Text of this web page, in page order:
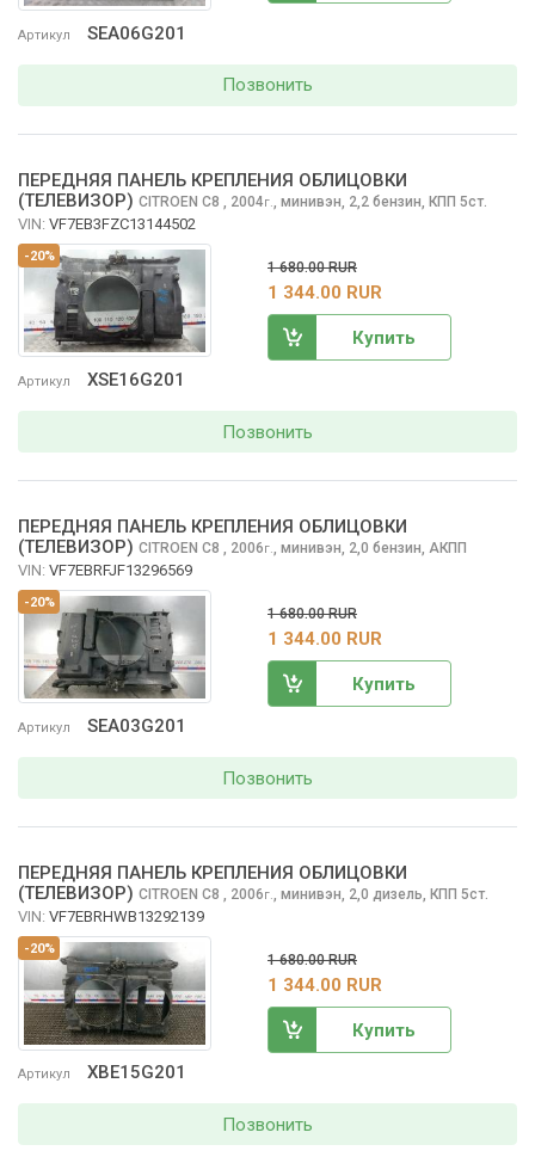
Артикул SEA06G201
Позвонить
-20%
Артикул XSE16G201
ПЕРЕДНЯЯ ПАНЕЛЬ КРЕПЛЕНИЯ ОБЛИЦОВКИ
(ТЕЛЕВИЗОР) CITROEN C8 , 2004г. минивэн, 2,2 бензин, КПП 5ст.
VIN: VF7EB3FZC13144502
1 680.00 RUR
1 344.00 RUR
Купить
Позвонить
-20%
Артикул SEA03G201
ПЕРЕДНЯЯ ПАНЕЛЬ КРЕПЛЕНИЯ ОБЛИЦОВКИ
(ТЕЛЕВИЗОР) CITROEN C8 , 2006г. минивэн, 2,0 бензин, АКПП
VIN: VF7EBRFJF13296569
1 680.00 RUR
1 344.00 RUR
Купить
Позвонить
-20%
Артикул XBE15G201
ПЕРЕДНЯЯ ПАНЕЛЬ КРЕПЛЕНИЯ ОБЛИЦОВКИ
(ТЕЛЕВИЗОР) CITROEN C8 , 2006г. минивэн, 2,0 дизель, КПП 5ст.
VIN: VF7EBRHWB13292139
1 680.00 RUR
1 344.00 RUR
Купить
Позвонить